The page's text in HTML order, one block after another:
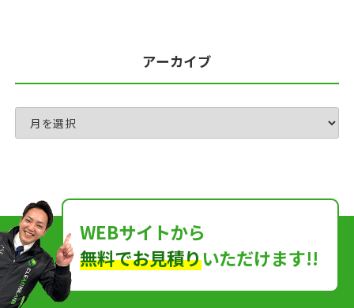
アーカイブ
WEBサイトから
無料でお見積りいただけます!!